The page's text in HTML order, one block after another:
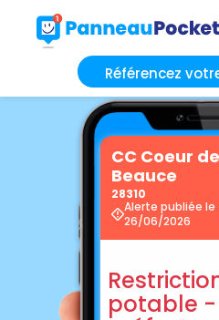
Référencez
CC Coeur de
Beauce
28310
Alerte publiée le
26/06/2026
potable -